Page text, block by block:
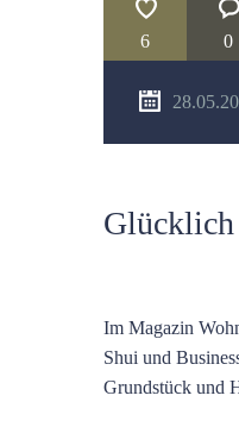
6 0
Im Magazin
Shui und
Grundstück und